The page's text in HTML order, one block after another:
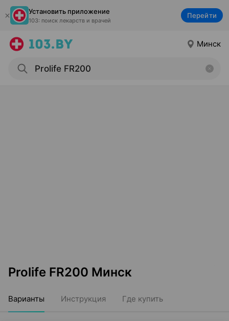
Установить приложение
103: поиск лекарств и врачей
Перейти
Минск
Prolife FR200 Минск
Варианты Инструкция Где купить